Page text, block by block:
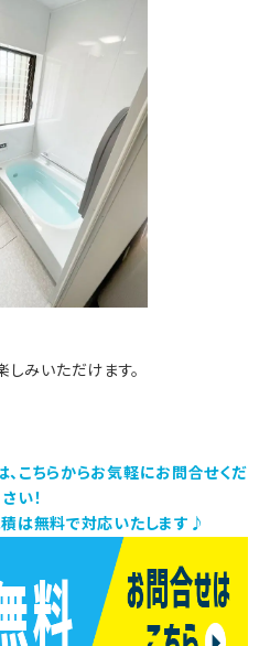
みいただけます。
、こちらからお気軽にお問合せくだ
さい！
積は無料で対応いたします♪